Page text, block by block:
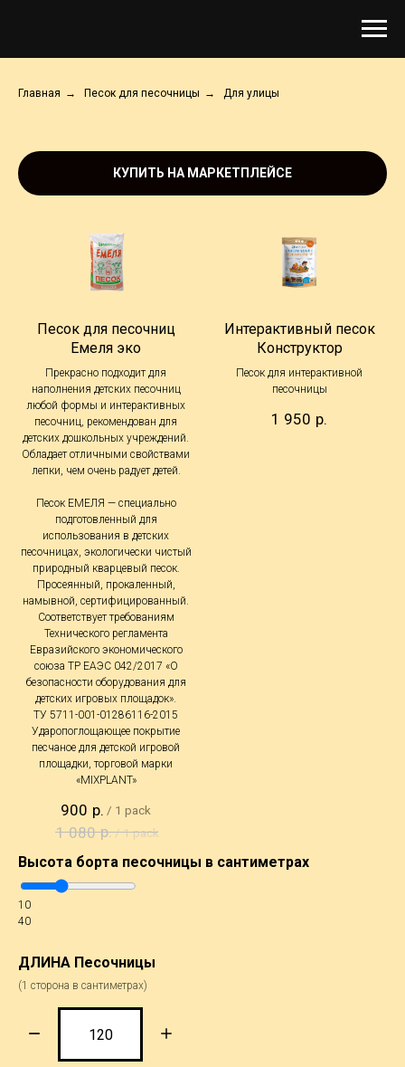
Главная → Песок для песочницы → Для улицы
КУПИТЬ НА МАРКЕТПЛЕЙСЕ
Песок для песочниц
Емеля эко
Прекрасно подходит для
наполнения детских песочниц
любой формы и интерактивных
песочниц, рекомендован для
детских дошкольных учреждений.
Обладает отличными свойствами
лепки, чем очень радует детей.
Песок ЕМЕЛЯ — специально
подготовленный для
использования в детских
песочницах, экологически чистый
природный кварцевый песок.
Просеянный, прокаленный,
намывной, сертифицированный.
Соответствует требованиям
Технического регламента
Евразийского экономического
союза ТР ЕАЭС 042/2017 «О
безопасности оборудования для
детских игровых площадок».
ТУ 5711-001-01286116-2015
Ударопоглощающее покрытие
песчаное для детской игровой
площадки, торговой марки
«MIXPLANT»
900 р. / 1 pack
1 080 р./1 pack
Интерактивный песок
Конструктор
Песок для интерактивной
песочницы
1 950 р.
Высота борта песочницы в сантиметрах
10
40
ДЛИНА Песочницы
(1 сторона в сантиметрах)